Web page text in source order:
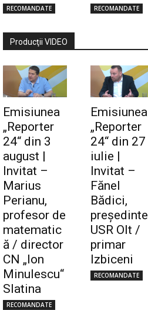
RECOMANDATE RECOMANDATE
Producţii VIDEO
Emisiunea
„Reporter
24“ din 3
august |
Invitat –
Marius
Perianu,
profesor de
matematic
ă / director
CN „Ion
Minulescu“
Slatina
RECOMANDATE
Emisiunea
„Reporter
24“ din 27
iulie |
Invitat –
Fănel
Bădici,
preşedinte
USR Olt /
primar
Izbiceni
RECOMANDATE